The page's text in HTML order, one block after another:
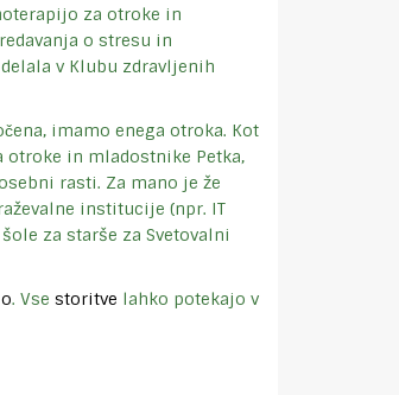
za otroke in
o stresu in
v Klubu zdravljenih
imamo enega otroka. Kot
otroke in mladostnike Petka,
rasti. Za mano je že
institucije (npr. IT
za starše za Svetovalni
. Vse storitve lahko potekajo v